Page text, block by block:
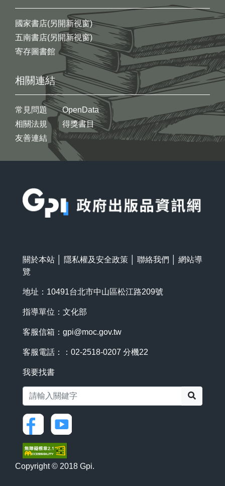
國家書店(另開新視窗)
五南書店(另開新視窗)
寄存圖書館
相關連結
常見問題
相關法規
友善連結
OpenData
得獎書目
關於本站 隱私權及安全政策 聯絡我們
網站導
覽
地址：10491台北市中山區松江路209號
指導單位：文化部
客服信箱： gpi@moc.gov.tw
客服電話：：02-2518-0207 分機22
我要找書
Copyright © 2018 Gpi.